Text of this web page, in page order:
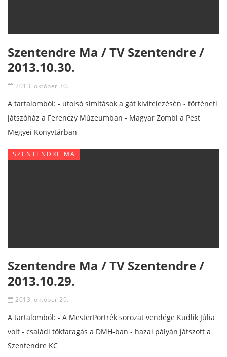
Szentendre Ma / TV Szentendre /
2013.10.30.
2013. október 30.
A tartalomból: - utolsó simítások a gát kivitelezésén - történeti
játszóház a Ferenczy Múzeumban - Magyar Zombi a Pest
Megyei Könyvtárban
SZENTENDRE MA
Szentendre Ma / TV Szentendre /
2013.10.29.
2013. október 29.
A tartalomból: - A MesterPortrék sorozat vendége Kudlik Júlia
volt - családi tökfaragás a DMH-ban - hazai pályán játszott a
Szentendre KC